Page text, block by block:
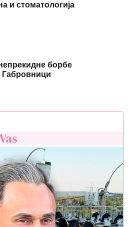
и стоматологија
борбе
Габровници